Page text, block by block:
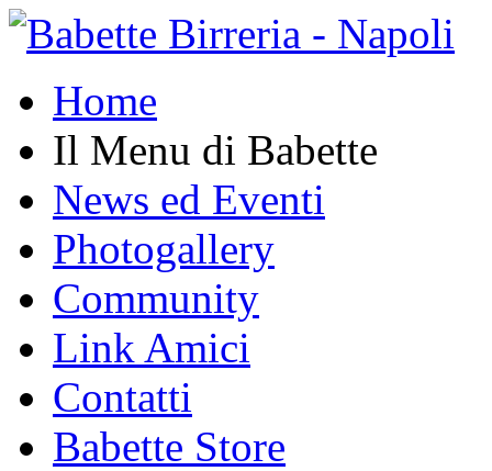
Home
Il Menu di Babette
News ed Eventi
Photogallery
Community
Link Amici
Contatti
Babette Store